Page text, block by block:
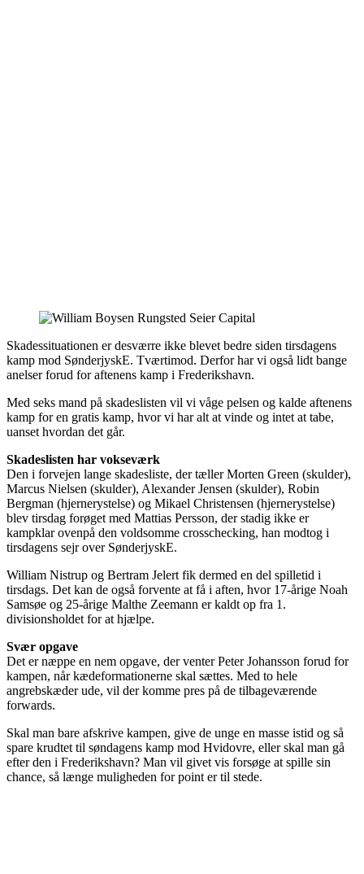
Skadessituationen er desværre ikke blevet bedre siden tirsdagens
kamp mod SønderjyskE. Tværtimod. Derfor har vi også lidt bange
anelser forud for aftenens kamp i Frederikshavn.
Med seks mand på skadeslisten vil vi våge pelsen og kalde aftenens
kamp for en gratis kamp, hvor vi har alt at vinde og intet at tabe,
uanset hvordan det går.
Skadeslisten har vokseværk
Den i forvejen lange skadesliste, der tæller Morten Green (skulder),
Marcus Nielsen (skulder), Alexander Jensen (skulder), Robin
Bergman (hjernerystelse) og Mikael Christensen (hjernerystelse)
blev tirsdag forøget med Mattias Persson, der stadig ikke er
kampklar ovenpå den voldsomme crosschecking, han modtog i
tirsdagens sejr over SønderjyskE.
William Nistrup og Bertram Jelert fik dermed en del spilletid i
tirsdags. Det kan de også forvente at få i aften, hvor 17-årige Noah
Samsøe og 25-årige Malthe Zeemann er kaldt op fra 1.
divisionsholdet for at hjælpe.
Svær opgave
Det er næppe en nem opgave, der venter Peter Johansson forud for
kampen, når kædeformationerne skal sættes. Med to hele
angrebskæder ude, vil der komme pres på de tilbageværende
forwards.
Skal man bare afskrive kampen, give de unge en masse istid og så
spare krudtet til søndagens kamp mod Hvidovre, eller skal man gå
efter den i Frederikshavn? Man vil givet vis forsøge at spille sin
chance, så længe muligheden for point er til stede.